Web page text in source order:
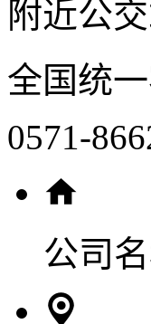
附近公
全国统一
0571-
公司名